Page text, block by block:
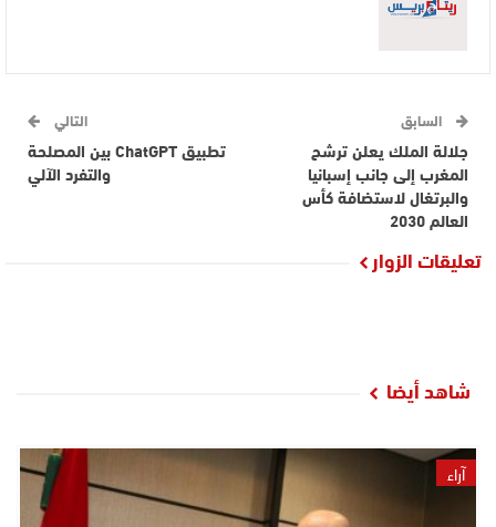
السابق
جلالة الملك يعلن ترشح
المغرب إلى جانب إسبانيا
والبرتغال لاستضافة كأس
العالم 2030
التالي
تطبيق ChatGPT بين المصلحة
والتفرد الآلي
تعليقات الزوار
شاهد أيضا
آراء